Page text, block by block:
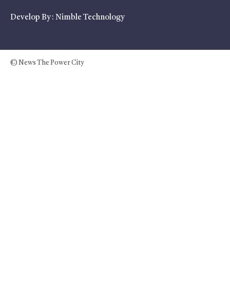
Develop By : Nimble Technology
© News The Power City